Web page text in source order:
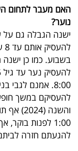
האם מעבר לתחום
נוער?
ישנה הגבלה גם על
בשבוע. כמו כן
להעסיקם במשך
והשנה
1:00 לפנות
להגעתם חזרה